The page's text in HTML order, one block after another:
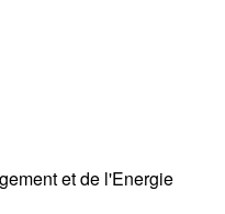
et de l'Energie